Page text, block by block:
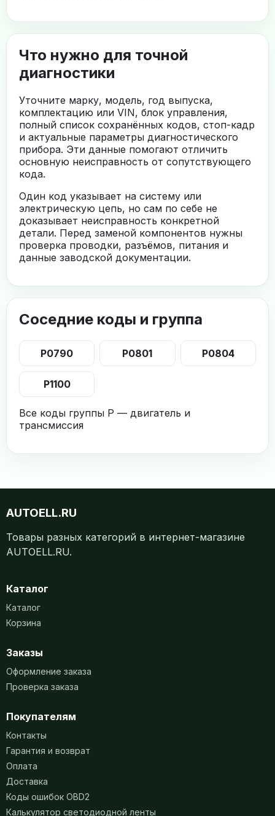
Что нужно для точной
диагностики
Уточните марку, модель, год выпуска,
комплектацию или VIN, блок управления,
полный список сохранённых кодов, стоп-кадр
и актуальные параметры диагностического
прибора. Эти данные помогают отличить
основную неисправность от сопутствующего
кода.
Один код указывает на систему или
электрическую цепь, но сам по себе не
доказывает неисправность конкретной
детали. Перед заменой компонентов нужны
проверка проводки, разъёмов, питания и
данные заводской документации.
Соседние коды и группа
P0790 P0801 P0804
P1100
Все коды группы P — двигатель и
трансмиссия
AUTOELL.RU
Товары разных категорий в интернет-магазине
AUTOELL.RU.
Каталог
Каталог
Корзина
Заказы
Оформление заказа
Проверка заказа
Покупателям
Контакты
Гарантия и возврат
Оплата
Доставка
Коды ошибок OBD2
Калькулятор светодиодной ленты